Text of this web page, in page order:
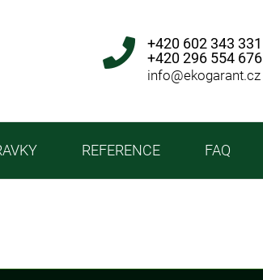
+420 602 343 331
+420 296 554 676
info@ekogarant.cz
REFERENCE FAQ